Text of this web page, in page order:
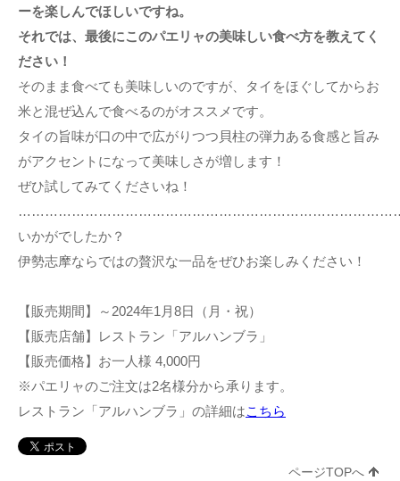
ーを楽しんでほしいですね。
それでは、最後にこのパエリャの美味しい食べ方を教えてく
ださい！
そのまま食べても美味しいのですが、タイをほぐしてからお
米と混ぜ込んで食べるのがオススメです。
タイの旨味が口の中で広がりつつ貝柱の弾力ある食感と旨み
がアクセントになって美味しさが増します！
ぜひ試してみてくださいね！
いかがでしたか？
伊勢志摩ならではの贅沢な一品をぜひお楽しみください！
【販売期間】～2024年1月8日（月・祝）
【販売店舗】レストラン「アルハンブラ」
【販売価格】お一人様 4,000円
※パエリャのご注文は2名様分から承ります。
レストラン「アルハンブラ」の詳細はこちら
ページTOPへ